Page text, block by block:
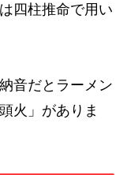
四柱推命で用い
音だとラーメン
火」がありま